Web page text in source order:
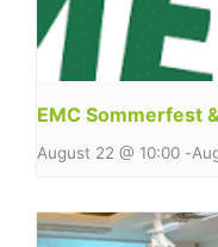
EMC Sommerfest
August 22 @ 10:00 -